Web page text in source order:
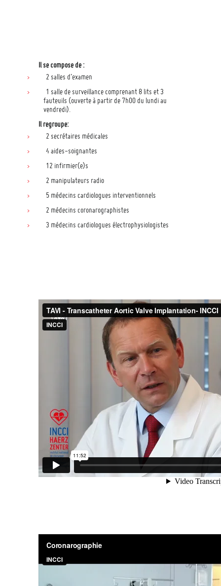
Il se compose de :
2 salles d’examen
1 salle de surveillance comprenant 8 lits et 3
fauteuils (ouverte à partir de 7h00 du lundi au
vendredi).
Il regroupe:
2 secrétaires médicales
4 aides-soignantes
12 infirmier(e)s
2 manipulateurs radio
5 médecins cardiologues interventionnels
2 médecins coronarographistes
3 médecins cardiologues électrophysiologistes